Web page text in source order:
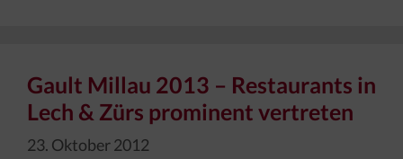
Gault Millau 2013 – Restaurants in
Lech & Zürs prominent vertreten
23. Oktober 2012